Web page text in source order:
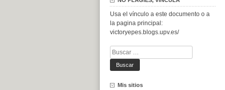
Usa el vínculo a este documento o a
la pagina principal:
victoryepes.blogs.upv.es/
Buscar:
Mis sitios